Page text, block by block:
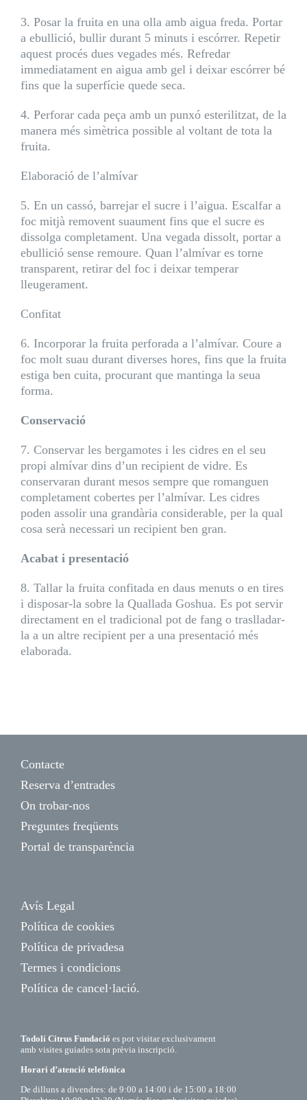
3. Posar la fruita en una olla amb aigua freda. Portar
a ebullició, bullir durant 5 minuts i escórrer. Repetir
aquest procés dues vegades més. Refredar
immediatament en aigua amb gel i deixar escórrer bé
fins que la superfície quede seca.
4. Perforar cada peça amb un punxó esterilitzat, de la
manera més simètrica possible al voltant de tota la
fruita.
Elaboració de l’almívar
5. En un cassó, barrejar el sucre i l’aigua. Escalfar a
foc mitjà removent suaument fins que el sucre es
dissolga completament. Una vegada dissolt, portar a
ebullició sense remoure. Quan l’almívar es torne
transparent, retirar del foc i deixar temperar
lleugerament.
Confitat
6. Incorporar la fruita perforada a l’almívar. Coure a
foc molt suau durant diverses hores, fins que la fruita
estiga ben cuita, procurant que mantinga la seua
forma.
Conservació
7. Conservar les bergamotes i les cidres en el seu
propi almívar dins d’un recipient de vidre. Es
conservaran durant mesos sempre que romanguen
completament cobertes per l’almívar. Les cidres
poden assolir una grandària considerable, per la qual
cosa serà necessari un recipient ben gran.
Acabat i presentació
8. Tallar la fruita confitada en daus menuts o en tires
i disposar-la sobre la Quallada Goshua. Es pot servir
directament en el tradicional pot de fang o traslladar-
la a un altre recipient per a una presentació més
elaborada.
Contacte
Reserva d’entrades
On trobar-nos
Preguntes freqüents
Portal de transparència
Avís Legal
Política de cookies
Política de privadesa
Termes i condicions
Política de cancel·lació.
Todolí Citrus Fundació es pot visitar exclusivament
amb visites guiades sota prèvia inscripció.
Horari d’atenció telefònica
De dilluns a divendres: de 9:00 a 14:00 i de 15:00 a 18:00